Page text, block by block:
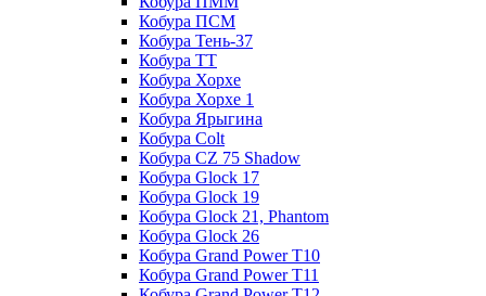
Кобура ПСМ
Кобура Тень-37
Кобура ТТ
Кобура Хорхе
Кобура Хорхе 1
Кобура Ярыгина
Кобура Colt
Кобура CZ 75 Shadow
Кобура Glock 17
Кобура Glock 19
Кобура Glock 21, Phantom
Кобура Glock 26
Кобура Grand Power T10
Кобура Grand Power T11